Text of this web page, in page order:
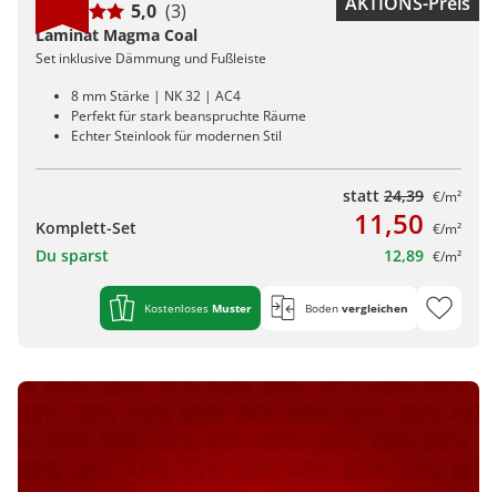
5,0 (3)
Laminat Magma Coal
Set inklusive Dämmung und Fußleiste
8 mm Stärke | NK 32 | AC4
Perfekt für stark beanspruchte Räume
Echter Steinlook für modernen Stil
statt 24,39 €/m²
Komplett-Set 11,50 €/m²
Du sparst 12,89 €/m²
Kostenloses Muster Boden vergleichen